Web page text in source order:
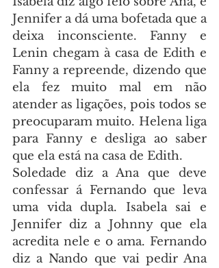
Jennifer a dá uma bofetada que a
deixa inconsciente. Fanny e
Lenin chegam à casa de Edith e
Fanny a repreende, dizendo que
ela fez muito mal em não
atender as ligações, pois todos se
preocuparam muito. Helena liga
para Fanny e desliga ao saber
que ela está na casa de Edith.
Soledade diz a Ana que deve
confessar á Fernando que leva
uma vida dupla. Isabela sai e
Jennifer diz a Johnny que ela
acredita nele e o ama. Fernando
diz a Nando que vai pedir Ana